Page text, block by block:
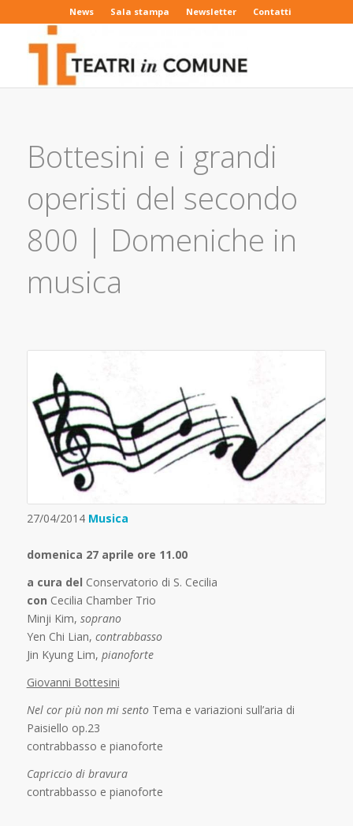
News Sala stampa Newsletter Contatti
Bottesini e i grandi
operisti del secondo
800 | Domeniche in
musica
27/04/2014 Musica
domenica 27 aprile ore 11.00
a cura del Conservatorio di S. Cecilia
con Cecilia Chamber Trio
Minji Kim, soprano
Yen Chi Lian, contrabbasso
Jin Kyung Lim, pianoforte
Giovanni Bottesini
Nel cor più non mi sentoTema e variazioni sull’aria di
Paisiello op.23
contrabbasso e pianoforte
Capriccio di bravura
contrabbasso e pianoforte